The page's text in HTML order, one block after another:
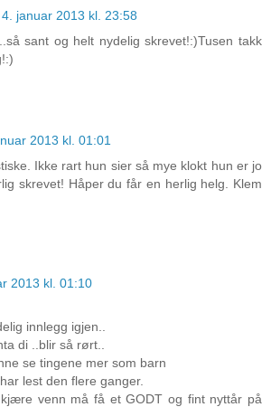
4. januar 2013 kl. 23:58
sant og helt nydelig skrevet!:)Tusen takk
2013 kl. 01:01
Ikke rart hun sier så mye klokt hun er jo
skrevet! Håper du får en herlig helg. Klem
2013 kl. 01:10
innlegg igjen..
di ..blir så rørt..
se tingene mer som barn
lest den flere ganger.
venn må få et GODT og fint nyttår på